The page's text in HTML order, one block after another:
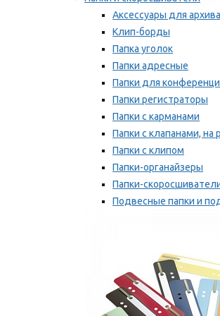
Аксессуары для
Клип-борды
Папка уголок
Папки адресные
Папки для
Папки регистраторы
Папки с карманами
Папки с клапанами, на
Папки с клипом
Папки-органайзеры
Папки-
Подвесные папки и